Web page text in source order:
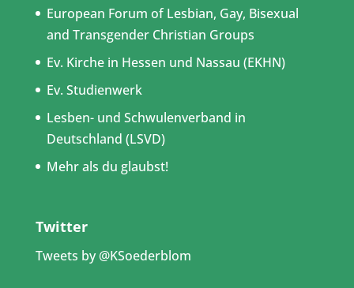
European Forum of Lesbian, Gay, Bisexual
and Transgender Christian Groups
Ev. Kirche in Hessen und Nassau (EKHN)
Ev. Studienwerk
Lesben- und Schwulenverband in
Deutschland (LSVD)
Mehr als du glaubst!
Twitter
Tweets by @KSoederblom